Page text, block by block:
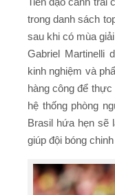
trong danh sách
sau khi có mùa
Gabriel Martinelli
kinh nghiệm và
hàng công để
hệ thống phòng
Brasil hứa hẹn sẽ
giúp đội bóng